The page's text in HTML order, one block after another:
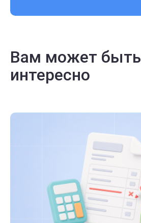
Вам может быть
интересно